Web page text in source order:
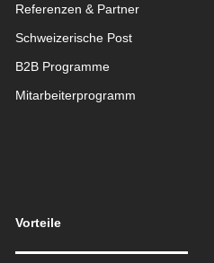
Referenzen & Partner
Schweizerische Post
B2B Programme
Mitarbeiterprogramm
Vorteile